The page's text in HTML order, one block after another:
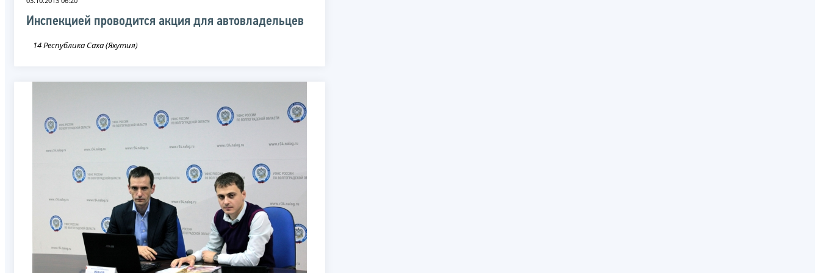
Инспекцией проводится акция для автовладельцев
14 Республика Саха (Якутия)